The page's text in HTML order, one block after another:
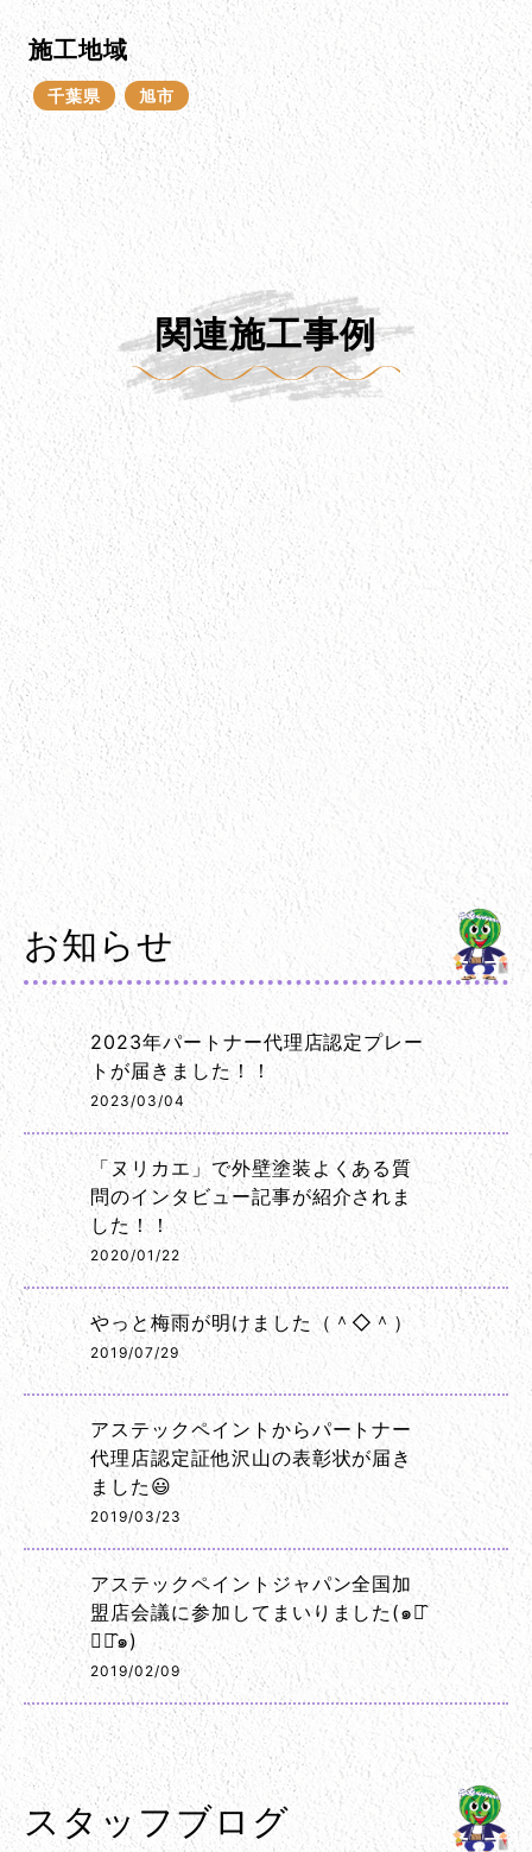
施工地域
千葉県 旭市
関連施工事例
お知らせ
2023年パートナー代理店認定プレー
トが届きました！！
2023/03/04
「ヌリカエ」で外壁塗装よくある質
問のインタビュー記事が紹介されま
した！！
2020/01/22
やっと梅雨が明けました（＾◇＾）
2019/07/29
アステックペイントからパートナー
代理店認定証他沢山の表彰状が届き
ました😃
2019/03/23
アステックペイントジャパン全国加
盟店会議に参加してまいりました(๑･̑
◡･̑๑)
2019/02/09
スタッフブログ